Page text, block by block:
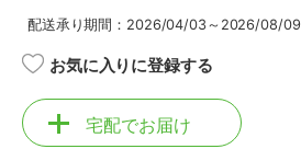
配送承り期間：2026/04/03～2026/08/09
お気に入りに登録する
宅配でお届け